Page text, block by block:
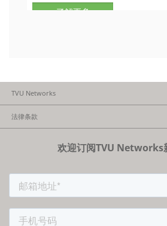
了解更多
TVU Networks
法律条款
欢迎订阅TVU Networks